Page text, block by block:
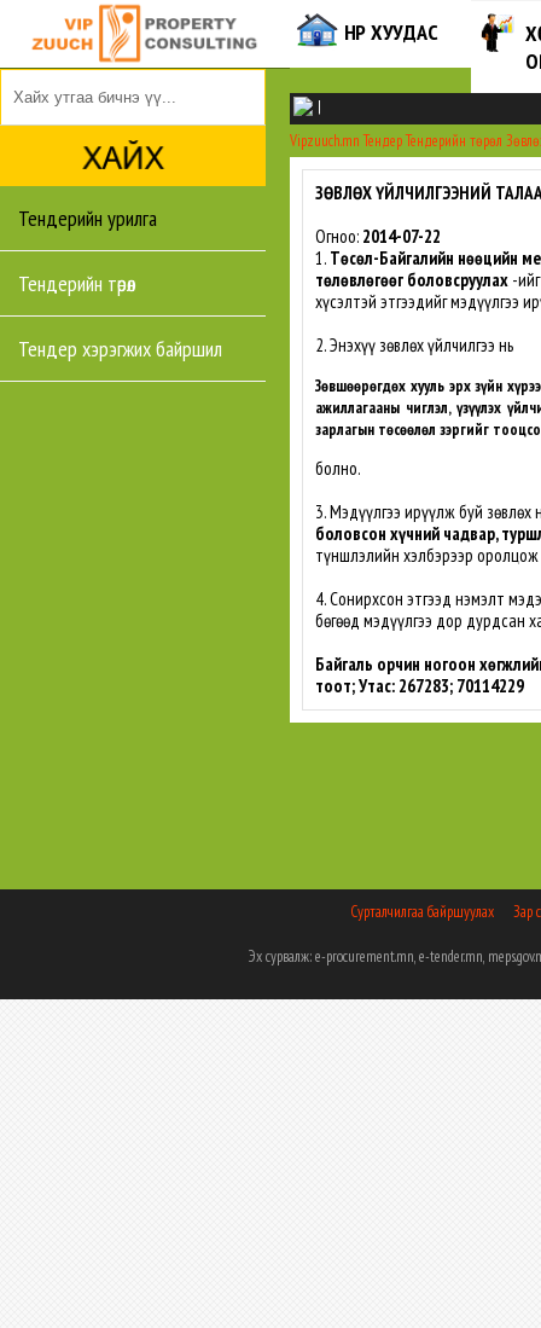
Тендерийн урилга
Тендерийн төрөл
Тендер хэрэгжих байршил
НҮҮР ХУУДАС
|
Vipzuuch.mn ТендерТендерийн төрөл
ЗӨВЛӨХ ҮЙЛЧИЛГЭЭНИЙ
Огноо: 2014-07-22
1. Төсөл-Байгалийн нөөцийн
төлөвлөгөөг боловсруулах -
хүсэлтэй этгээдийг мэдүүлгээ
2. Энэхүү зөвлөх үйлчилгээ нь
Зөвшөөрөгдөх хууль эрх зүйн
ажиллагааны чиглэл, үзүүлэх
зарлагын төсөөлөл зэргийг
болно.
3. Мэдүүлгээ ирүүлж буй зөвлөх
боловсон хүчний чадвар,
түншлэлийн хэлбэрээр
4. Сонирхсон этгээд нэмэлт
бөгөөд мэдүүлгээ дор дурдсан
Байгаль орчин ногоон
тоот; Утас: 267283; 70114229
Сурталчилгаа байршуулах Зар
Эх сурвалж: e-procurement.mn, e-tender.mn,